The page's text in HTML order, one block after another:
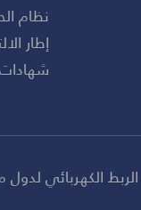
نظام
إطار
شهادات